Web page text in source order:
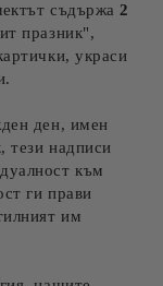
съдържа 2
празник",
украси
ден, имен
тези надписи
към
ги прави
им